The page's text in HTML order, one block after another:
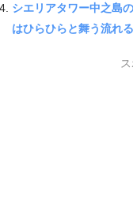
シエリアタワー中之島
はひらひらと舞う流れ